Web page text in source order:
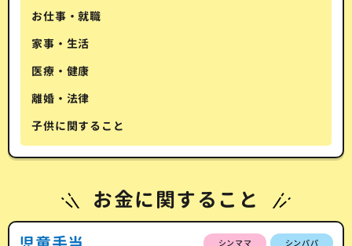
お仕事・就職
家事・生活
医療・健康
離婚・法律
子供に関すること
お金に関すること
シンママ シンパパ